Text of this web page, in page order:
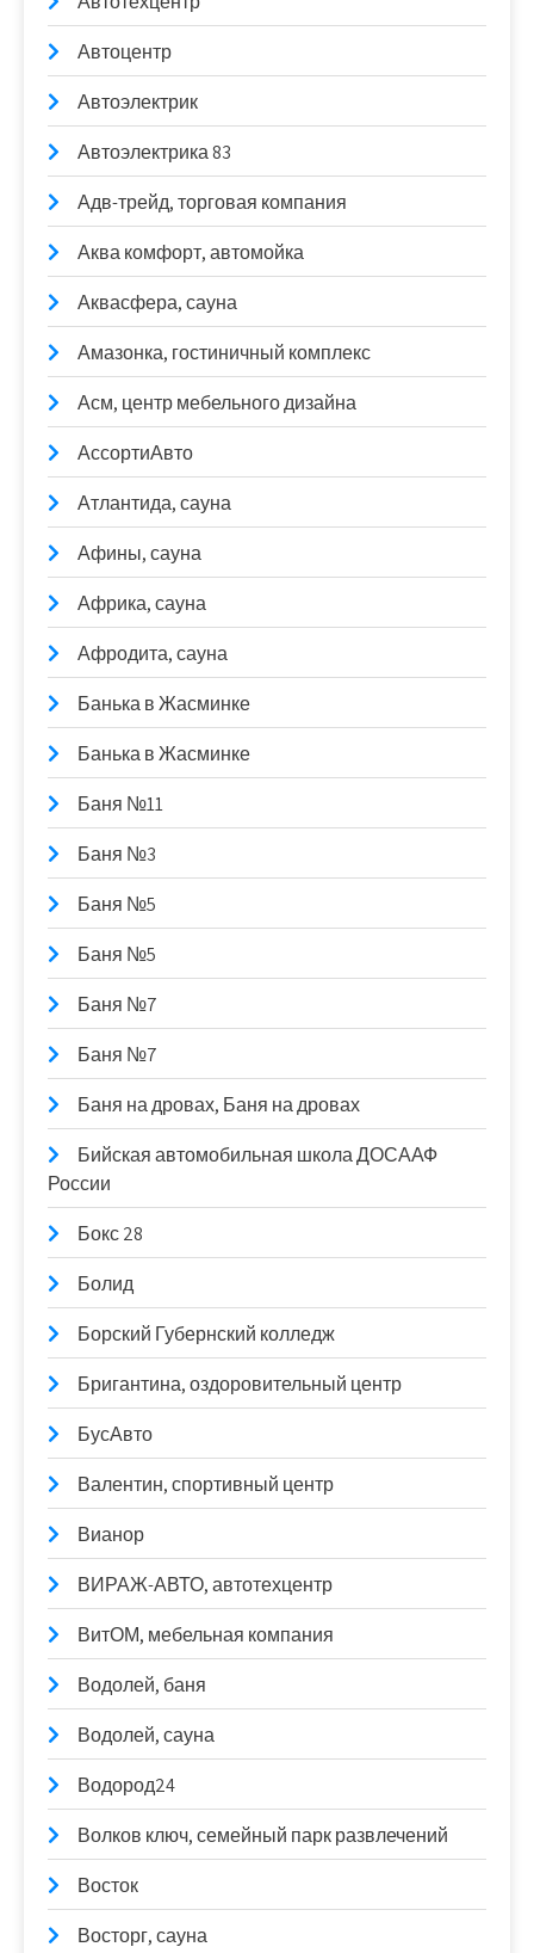
Автоцентр
Автоэлектрик
Автоэлектрика 83
Адв-трейд, торговая компания
Аква комфорт, автомойка
Аквасфера, сауна
Амазонка, гостиничный комплекс
Асм, центр мебельного дизайна
АссортиАвто
Атлантида, сауна
Афины, сауна
Африка, сауна
Афродита, сауна
Банька в Жасминке
Банька в Жасминке
Баня №11
Баня №3
Баня №5
Баня №5
Баня №7
Баня №7
Баня на дровах, Баня на дровах
Бийская автомобильная школа ДОСААФ
России
Бокс 28
Болид
Борский Губернский колледж
Бригантина, оздоровительный центр
БусАвто
Валентин, спортивный центр
Вианор
ВИРАЖ-АВТО, автотехцентр
ВитОМ, мебельная компания
Водолей, баня
Водолей, сауна
Водород24
Волков ключ, семейный парк развлечений
Восток
Восторг, сауна